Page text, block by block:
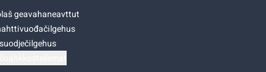
geavahaneavttut